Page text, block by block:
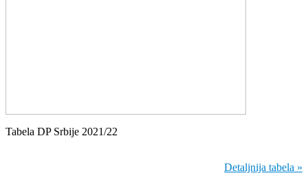
Tabela DP Srbije 2021/22
Detaljnija tabela »